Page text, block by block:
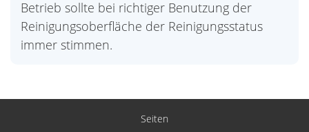
Betrieb sollte bei richtiger Benutzung der
Reinigungsoberfläche der Reinigungsstatus
immer stimmen.
Seiten